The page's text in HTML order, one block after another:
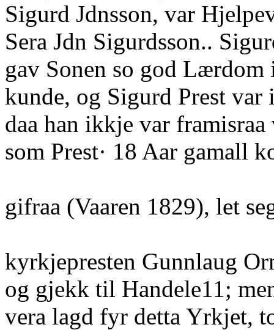
Sigurd Jdnsson, var
Sera Jdn Sigurdsson..
gav Sonen so god Lærdom
kunde, og Sigurd Prest
daa han ikkje var
som Prest· 18 Aar gamall
gifraa (Vaaren 1829), let
kyrkjepresten Gunnlaug
og gjekk til Handele11;
vera lagd fyr detta Yrkjet,